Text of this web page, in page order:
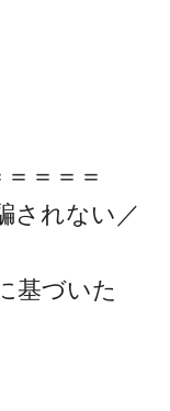
＝＝＝
されない／
基づいた